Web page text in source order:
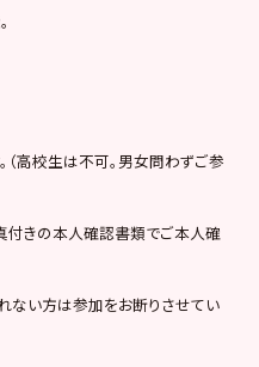
（高校生は不可。男女問わずご参
付きの本人確認書類でご本人確
ない方は参加をお断りさせてい